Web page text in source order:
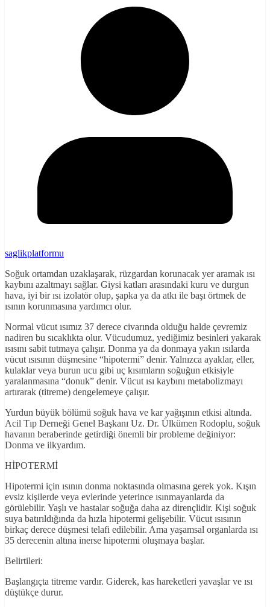
saglikplatformu
Soğuk ortamdan uzaklaşarak, rüzgardan korunacak yer aramak ısı
kaybını azaltmayı sağlar. Giysi katları arasındaki kuru ve durgun
hava, iyi bir ısı izolatör olup, şapka ya da atkı ile başı örtmek de
ısının korunmasına yardımcı olur.
Normal vücut ısımız 37 derece civarında olduğu halde çevremiz
nadiren bu sıcaklıkta olur. Vücudumuz, yediğimiz besinleri yakarak
ısısını sabit tutmaya çalışır. Donma ya da donmaya yakın ısılarda
vücut ısısının düşmesine “hipotermi” denir. Yalnızca ayaklar, eller,
kulaklar veya burun ucu gibi uç kısımların soğuğun etkisiyle
yaralanmasına “donuk” denir. Vücut ısı kaybını metabolizmayı
artırarak (titreme) dengelemeye çalışır.
Yurdun büyük bölümü soğuk hava ve kar yağışının etkisi altında.
Acil Tıp Derneği Genel Başkanı Uz. Dr. Ülkümen Rodoplu, soğuk
havanın beraberinde getirdiği önemli bir probleme değiniyor:
Donma ve ilkyardım.
HİPOTERMİ
Hipotermi için ısının donma noktasında olmasına gerek yok. Kışın
evsiz kişilerde veya evlerinde yeterince ısınmayanlarda da
görülebilir. Yaşlı ve hastalar soğuğa daha az dirençlidir. Kişi soğuk
suya batırıldığında da hızla hipotermi gelişebilir. Vücut ısısının
birkaç derece düşmesi telafi edilebilir. Ama yaşamsal organlarda ısı
35 derecenin altına inerse hipotermi oluşmaya başlar.
Belirtileri:
Başlangıçta titreme vardır. Giderek, kas hareketleri yavaşlar ve ısı
düştükçe durur.